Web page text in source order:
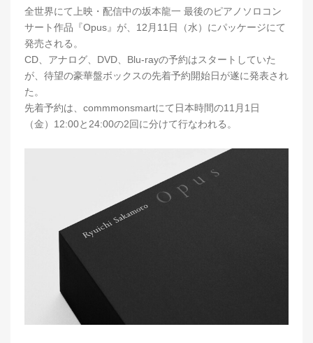
全世界にて上映・配信中の坂本龍一 最後のピアノソロコン
サート作品『Opus』が、12月11日（水）にパッケージにて
発売される。
CD、アナログ、DVD、Blu-rayの予約はスタートしていた
が、待望の豪華盤ボックスの先着予約開始日が遂に発表され
た。
先着予約は、commmonsmartにて日本時間の11月1日
（金）12:00と24:00の2回に分けて行なわれる。